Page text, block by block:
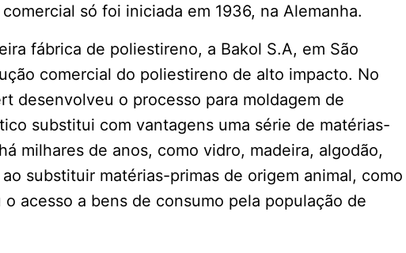
só foi iniciada em 1936, na Alemanha.
fábrica de poliestireno, a Bakol S.A, em São
comercial do poliestireno de alto impacto. No
desenvolveu o processo para moldagem de
substitui com vantagens uma série de matérias-
milhares de anos, como vidro, madeira, algodão,
substituir matérias-primas de origem animal, como
acesso a bens de consumo pela população de